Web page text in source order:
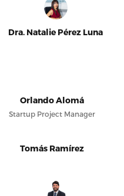
Dra. Natalie Pérez Luna
Orlando Alomá
Startup Project Manager
Tomás Ramírez